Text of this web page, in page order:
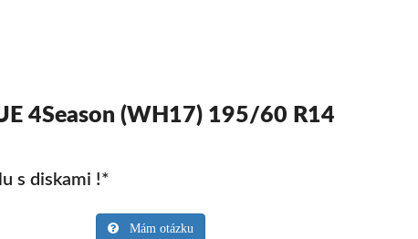
4Season (WH17) 195/60 R14
s diskami !*
Mám otázku